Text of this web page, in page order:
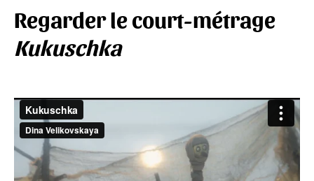
Regarder le court-métrage
Kukuschka